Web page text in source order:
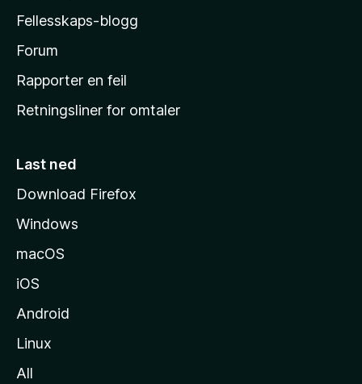
s
h
j
m
e
i
d
Fellesskaps-blogg
Forum
Rapporter en feil
Retningsliner for omtaler
Last ned
Download Firefox
Windows
macOS
iOS
Android
Linux
All